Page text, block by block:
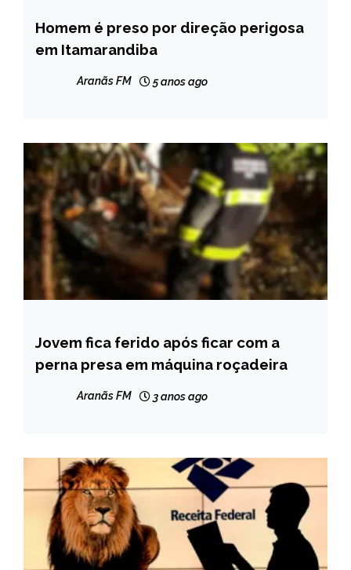
CAPELINHA
MINAS
Homem é preso por direção perigosa
em Itamarandiba
Aranãs FM 5 anos ago
CAPELINHA
NOTÍCIAS
Jovem fica ferido após ficar com a
perna presa em máquina roçadeira
Aranãs FM 3 anos ago